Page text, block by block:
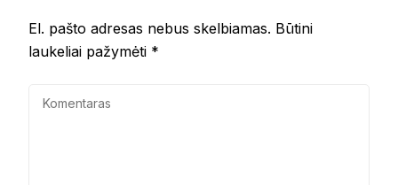
El. pašto adresas nebus skelbiamas. Būtini
laukeliai pažymėti *